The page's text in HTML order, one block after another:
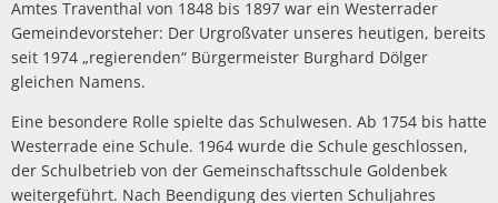
Amtes Traventhal von 1848 bis 1897 war ein Westerrader
Gemeindevorsteher: Der Urgroßvater unseres heutigen, bereits
seit 1974 „regierenden“ Bürgermeister Burghard Dölger
gleichen Namens.
Eine besondere Rolle spielte das Schulwesen. Ab 1754 bis hatte
Westerrade eine Schule. 1964 wurde die Schule geschlossen,
der Schulbetrieb von der Gemeinschaftsschule Goldenbek
weitergeführt. Nach Beendigung des vierten Schuljahres